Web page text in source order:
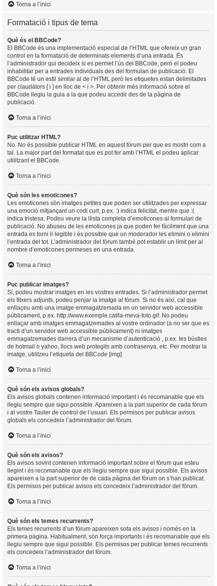
Torna a l’inici
Formatació i tipus de tema
Què és el BBCode?
El BBCode és una implementació especial de l’HTML que ofereix un gran
control en la formatació de determinats elements d’una entrada. És
l’administrador qui decideix si es permet l’ús del BBCode, però el podeu
inhabilitar per a entrades individuals des del formulari de publicació. El
BBCode té un estil similar al de l’HTML però les etiquetes estan delimitades
per claudàtors [ i ] en lloc de < i >. Per obtenir més informació sobre el
BBCode llegiu la guia a la que podeu accedir des de la pàgina de
publicació.
Torna a l’inici
Puc utilitzar HTML?
No. No és possible publicar HTML en aquest fòrum per que es mostri com a
tal. La major part del formatat que es pot fer amb l’HTML el podeu aplicar
utilitzant el BBCode.
Torna a l’inici
Què són les emoticones?
Les emoticones són imatges petites que poden ser utilitzades per expressar
una emoció mitjançant un codi curt, p.ex. :) indica felicitat, mentre que :(
indica tristesa. Podeu veure la llista completa d’emoticones al formulari de
publicació. No abuseu de les emoticones ja que poden fer fàcilment que una
entrada es torni il·legible i és possible que un moderador les elimini o elimini
l’entrada del tot. L’administrador del fòrum també pot establir un límit per al
nombre d’emoticones permeses en una entrada.
Torna a l’inici
Puc publicar imatges?
Sí, podeu mostrar imatges en les vostres entrades. Si l’administrador permet
els fitxers adjunts, podeu penjar la imatge al fòrum. Si no és així, cal que
enllaçeu amb una imatge emmagatzemada en un servidor web accessible
públicament, p.ex. http://www.exemple.cat/la-meva-foto.gif. No podeu
enllaçar amb imatges emmagatzemades al vostre ordinador (a no ser que es
tracti d’un servidor web accessible públicament) ni imatges
emmagatzemades darrera d’un mecanisme d’autenticació , p.ex. les bústies
de hotmail o yahoo, llocs web protegits amb contrasenya, etc. Per mostrar la
imatge, utilitzeu l’etiqueta del BBCode [img].
Torna a l’inici
Què són els avisos globals?
Els avisos globals contenen informació important i és recomanable que els
llegiu sempre que sigui possible. Apareixen a la part superior de cada fòrum
i al vostre Tauler de control de l’usuari. Els permisos per publicar avisos
globals els concedeix l’administrador del fòrum.
Torna a l’inici
Què són els avisos?
Els avisos sovint contenen informació important sobre el fòrum que esteu
llegint i és recomanable que els llegiu sempre que sigui possible. Els avisos
apareixen a la part superior de de cada pàgina del fòrum on s’han publicat.
Els permisos per publicar avisos els concedeix l’administrador del fòrum.
Torna a l’inici
Què són els temes recurrents?
Els temes recurrents d’un fòrum apareixen sota els avisos i només en la
primera pàgina. Habitualment, són força importants i és recomanable que els
llegiu sempre que sigui possible. Els permisos per publicar temes recurrents
els concedeix l’administrador del fòrum.
Torna a l’inici